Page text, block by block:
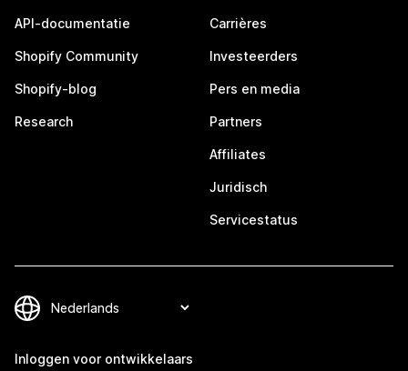
API-documentatie
Shopify Community
Shopify-blog
Research
Carrières
Investeerders
Pers en media
Partners
Affiliates
Juridisch
Servicestatus
Inloggen voor ontwikkelaars